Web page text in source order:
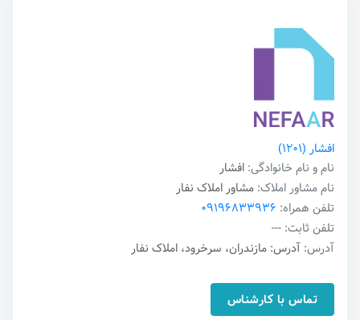
افشار (1201)
نام و نام خانوادگی: افشار
نام مشاور املاک: مشاور املاک نفار
تلفن همراه: 09196833936
تلفن ثابت: ---
آدرس: آدرس: مازندران، سرخرود، املاک نفار
تماس با کارشناس